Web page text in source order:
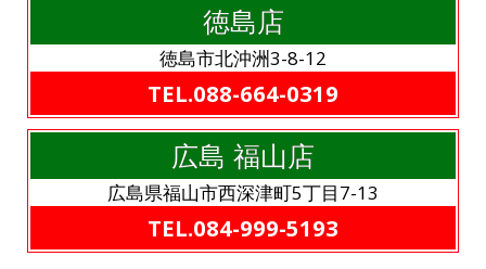
徳島店
徳島市北沖洲3-8-12
TEL.088-664-0319
広島 福山店
広島県福山市西深津町5丁目7-13
TEL.084-999-5193